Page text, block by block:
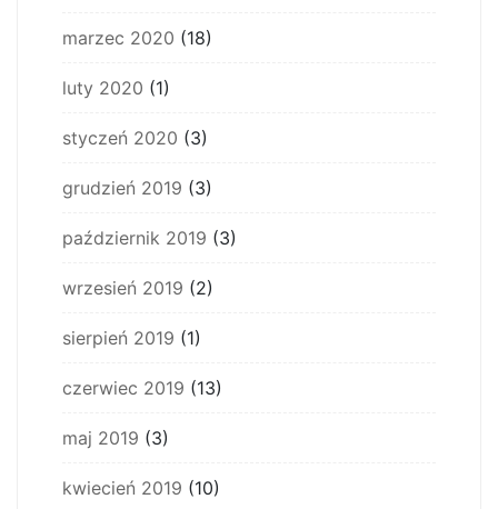
marzec 2020 (18)
luty 2020 (1)
styczeń 2020 (3)
grudzień 2019 (3)
październik 2019 (3)
wrzesień 2019 (2)
sierpień 2019 (1)
czerwiec 2019 (13)
maj 2019 (3)
kwiecień 2019 (10)